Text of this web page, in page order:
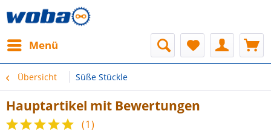
Menü
Übersicht Süße Stückle
Hauptartikel mit Bewertungen
(1)